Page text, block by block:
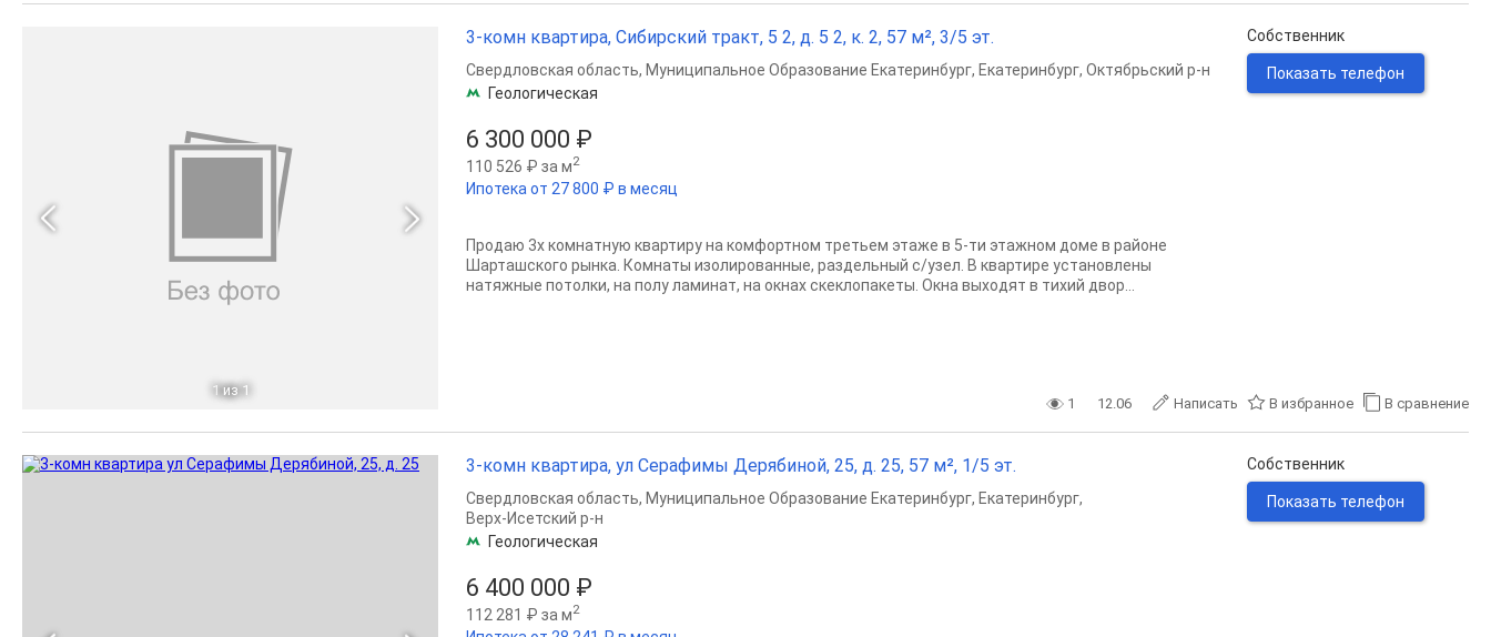
1 из 1
3-комн квартира, Сибирский тракт, 5 2, д. 5 2, к. 2, 57 м², 3/5 эт.
6 300 000 ₽
110 526 ₽ за м2
Ипотека от 27 800 ₽ в месяц
Свердловская область, Муниципальное Образование Екатеринбург, Екатеринбург, Октябрьский р-н
Геологическая
Продаю 3х комнатную квартиру на комфортном третьем этаже в 5-ти этажном доме в районе
Шарташского рынка. Комнаты изолированные, раздельный с/узел. В квартире установлены
натяжные потолки, на полу ламинат, на окнах скеклопакеты. Окна выходят в тихий двор...
Собственник
Показать телефон
1 12.06 Написать В избранное В сравнение
3-комн квартира, ул Серафимы Дерябиной, 25, д. 25, 57 м², 1/5 эт.
6 400 000 ₽
112 281 ₽ за м2
Свердловская область, Муниципальное Образование Екатеринбург, Екатеринбург,
Верх-Исетский р-н
Геологическая
Собственник
Показать телефон